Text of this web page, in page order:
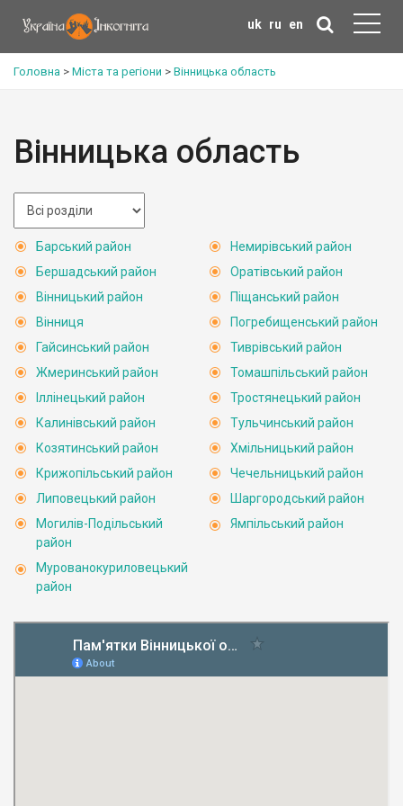
uk ru en
Головна > Міста та регіони > Вінницька область
Вінницька область
Барський район
Бершадський район
Вінницький район
Вінниця
Гайсинський район
Жмеринський район
Іллінецький район
Калинівський район
Козятинський район
Крижопільський район
Липовецький район
Могилів-Подільський
район
Мурованокуриловецький
район
Немирівський район
Оратівський район
Піщанський район
Погребищенський район
Тиврівський район
Томашпільський район
Тростянецький район
Тульчинський район
Хмільницький район
Чечельницький район
Шаргородський район
Ямпільський район